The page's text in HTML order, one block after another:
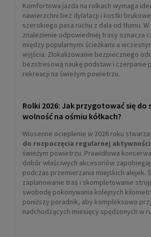
Kółka do rolek Rollerblade
HYDROGEN 80mm 85A 8szt. białe
POWIADOM O DOSTĘPNOŚCI
Komfortowa jazda na rolkach wymaga
nawierzchni bez dylatacji i kostki
szerokiego pasa ruchu z dala od tłumu.
znalezienie odpowiedniej trasy oznacza
między popularnymi ścieżkami a
wyjścia. Zlokalizowanie bezpiecznego
bezstresową naukę podstaw i czerpanie
rekreacji na świeżym powietrzu.
Rolki 2026: Jak przygotować się do
wolność na ośmiu kółkach?
Wiosenne ocieplenie w 2026 roku stwarza
do rozpoczęcia regularnej
świeżym powietrzu. Prawidłowa
dobór właściwych akcesoriów
podczas przemierzania miejskich alejek.
zaplanowanie tras i skompletowanie
swobodę pokonywania kolejnych
poniższy poradnik, aby kompleksowo
nadchodzących miesięcy spędzonych w